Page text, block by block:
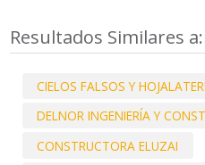
Resultados Similares a:
CIELOS FALSOS Y
DELNOR INGENIERÍA Y
CONSTRUCTORA ELUZAI